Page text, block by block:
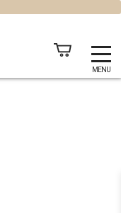
MENU